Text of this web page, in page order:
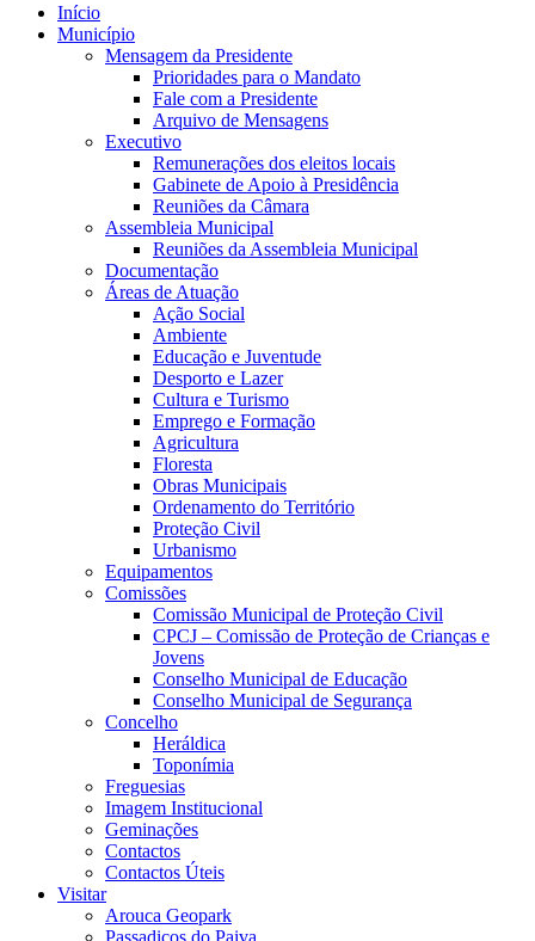
Início
Município
Mensagem da Presidente
Prioridades para o Mandato
Fale com a Presidente
Arquivo de Mensagens
Executivo
Remunerações dos eleitos locais
Gabinete de Apoio à Presidência
Reuniões da Câmara
Assembleia Municipal
Reuniões da Assembleia Municipal
Documentação
Áreas de Atuação
Ação Social
Ambiente
Educação e Juventude
Desporto e Lazer
Cultura e Turismo
Emprego e Formação
Agricultura
Floresta
Obras Municipais
Ordenamento do Território
Proteção Civil
Urbanismo
Equipamentos
Comissões
Comissão Municipal de Proteção Civil
CPCJ – Comissão de Proteção de Crianças e
Jovens
Conselho Municipal de Educação
Conselho Municipal de Segurança
Concelho
Heráldica
Toponímia
Freguesias
Imagem Institucional
Geminações
Contactos
Contactos Úteis
Visitar
Arouca Geopark
Passadiços do Paiva